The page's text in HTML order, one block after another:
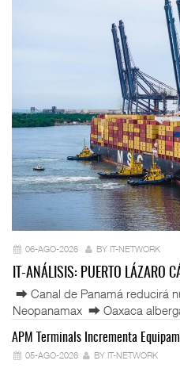
06-AGO-2026 BY IT-NETWORK
IT-ANÁLISIS: PUERTO LÁZARO
⮕ Canal de Panamá reducirá
Neopanamax ⮕ Oaxaca
APM Terminals Incrementa
05-AGO-2026 BY IT-NETWORK